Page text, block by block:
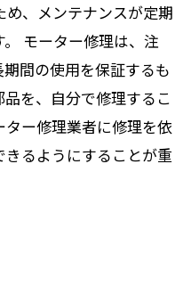
、メンテナンスが定期
モーター修理は、注
間の使用を保証するも
を、自分で修理するこ
ー修理業者に修理を依
るようにすることが重